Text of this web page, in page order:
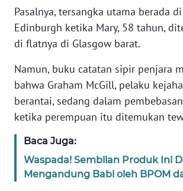
Pasalnya, tersangka utama berada
Edinburgh ketika Mary, 58 tahun,
di flatnya di Glasgow barat.
Namun, buku catatan sipir penjara
bahwa Graham McGill, pelaku
berantai, sedang dalam
ketika perempuan itu ditemukan
Baca Juga:
Waspada! Sembilan Produk Ini
Mengandung Babi oleh BPOM
REDAKSI
KARIR
DISCLAIMER
Wahana
News
Regional
WN
SUMUT